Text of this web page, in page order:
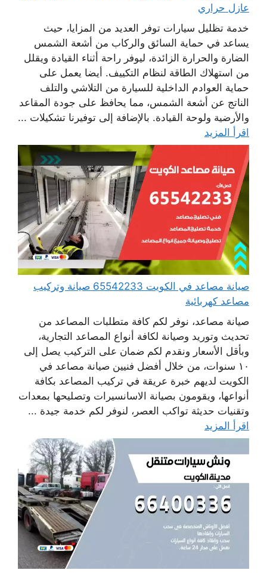
عازل حراري
خدمة تظليل سيارات توفر العديد من المزايا، حيث
يساعد في حماية السائق والركاب من أشعة الشمس
الضارة والحرارة الزائدة، ليوفر راحة أثناء القيادة ويقلل
من استهلاك الطاقة لنظام التكييف. أيضا يعمل على
حماية العوادم الداخلية للسيارة من التلاشي والتلف
الناتج عن أشعة الشمس، مما يحافظ على جودة المقاعد
والأرضية ولوحة القيادة. بالإضافة إلى توفيرنا تشكيلات ...
اقرأ المزيد
صيانة مصاعد في الكويت 65542233 صيانة وتركيب
مصاعد كهربائية
صيانة مصاعد، نوفر لكم كافة متطلبات المصاعد من
تحديث وتوريد وصيانة لكافة أنواع المصاعد التجارية،
وبأقل الأسعار ونقدم لكم ضمان على التركيب يصل إلى
١٠ سنوات، من خلال أفضل فنيين صيانة مصاعد في
الكويت لديهم خبرة عريقة في تركيب المصاعد بكافة
أنواعها، ويقومون بصيانة الاسانسيرات وتصليحها بمعدات
وتقنيات حديثة تواكب العصر، لنوفر لكم خدمة جيدة ...
اقرأ المزيد